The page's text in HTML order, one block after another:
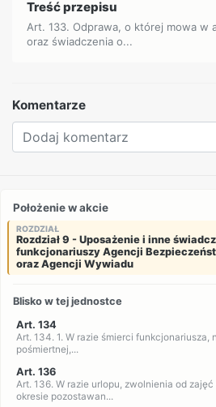
Treść przepisu
Art. 133. Odprawa, o której mowa w
oraz świadczenia o...
Komentarze
Położenie w akcie
ROZDZIAŁ
Rozdział 9 - Uposażenie i inne
funkcjonariuszy Agencji
oraz Agencji Wywiadu
Blisko w tej jednostce
Art. 134
Art. 134. 1. W razie śmierci funkcjonariusza,
pośmiertnej,...
Art. 136
Art. 136. W razie urlopu, zwolnienia od zajęć
okresie pozostawan...